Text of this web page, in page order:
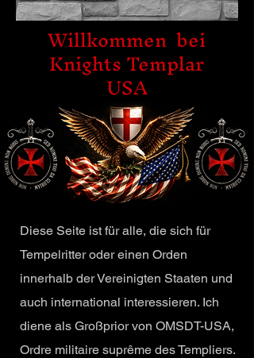
Willkommen bei
Knights Templar
USA
Diese Seite ist für alle, die sich für
Tempelritter oder einen Orden
innerhalb der Vereinigten Staaten und
auch international interessieren. Ich
diene als Großprior von OMSDT-USA,
Ordre militaire suprême des Templiers.